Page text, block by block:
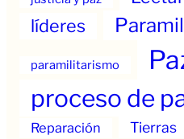
líderes
paramilitarismo
proceso de
Reparación Tierras